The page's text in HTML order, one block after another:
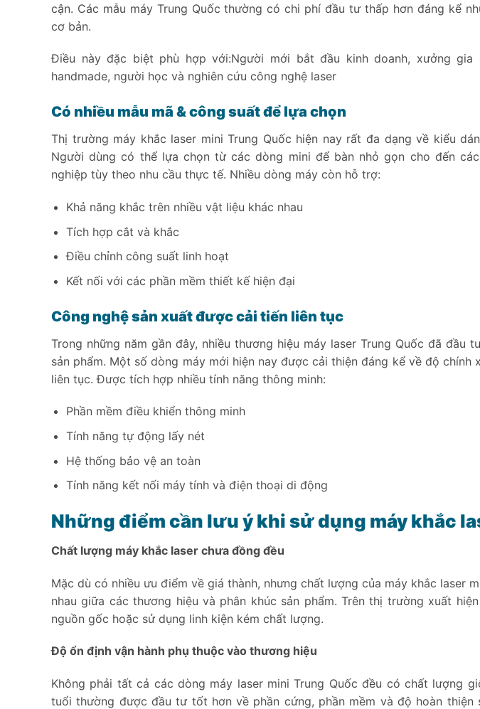
cận. Các mẫu máy Trung Quốc thường có chi phí đầu tư thấp hơn đáng kể
cơ bản.
Điều này đặc biệt phù hợp với:Người mới bắt đầu kinh doanh, xưởng
handmade, người học và nghiên cứu công nghệ laser
Có nhiều mẫu mã & công suất để lựa chọn
Thị trường máy khắc laser mini Trung Quốc hiện nay rất đa dạng về kiểu
Người dùng có thể lựa chọn từ các dòng mini để bàn nhỏ gọn cho đến
nghiệp tùy theo nhu cầu thực tế. Nhiều dòng máy còn hỗ trợ:
Khả năng khắc trên nhiều vật liệu khác nhau
Tích hợp cắt và khắc
Điều chỉnh công suất linh hoạt
Kết nối với các phần mềm thiết kế hiện đại
Công nghệ sản xuất được cải tiến liên tục
Trong những năm gần đây, nhiều thương hiệu máy laser Trung Quốc đã đầu
sản phẩm. Một số dòng máy mới hiện nay được cải thiện đáng kể về độ chính
liên tục. Được tích hợp nhiều tính năng thông minh:
Phần mềm điều khiển thông minh
Tính năng tự động lấy nét
Hệ thống bảo vệ an toàn
Tính năng kết nối máy tính và điện thoại di động
Những điểm cần lưu ý khi sử dụng máy khắc
Chất lượng máy khắc laser chưa đồng đều
Mặc dù có nhiều ưu điểm về giá thành, nhưng chất lượng của máy khắc laser
nhau giữa các thương hiệu và phân khúc sản phẩm. Trên thị trường xuất
nguồn gốc hoặc sử dụng linh kiện kém chất lượng.
Độ ổn định vận hành phụ thuộc vào thương hiệu
Không phải tất cả các dòng máy laser mini Trung Quốc đều có chất lượng
tuổi thường được đầu tư tốt hơn về phần cứng, phần mềm và độ hoàn thiện